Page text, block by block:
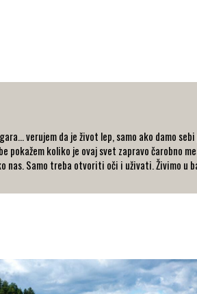
verujem da je život lep, samo ako damo
pokažem koliko je ovaj svet zapravo čarobno
nas. Samo treba otvoriti oči i uživati. Živimo